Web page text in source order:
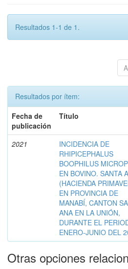
Resultados 1-1 de 1.
Resultados por ítem:
Fecha de
publicación
Título
2021
INCIDENCIA DE
RHIPICEPHALUS
BOOPHILUS
EN BOVINO. SANTA
(HACIENDA
EN PROVINCIA DE
MANABÍ, CANTON
ANA EN LA UNIÓN,
DURANTE EL
ENERO-JUNIO DEL
Otras opciones